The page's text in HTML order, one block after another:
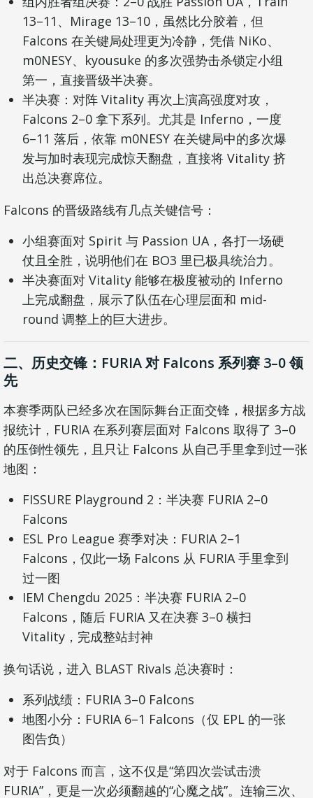
13–11、Mirage 13–10，虽然比分胶着，但
Falcons 在关键局处理更为冷静，凭借 NiKo、
m0NESY、kyousuke 的多次强势击杀锁定小组
第一，直接晋级半决赛。
半决赛：对阵 Vitality 再次上演高强度对攻，
Falcons 2–0 拿下系列。尤其是 Inferno，一度
6–11 落后，依靠 m0NESY 在关键局中的多次爆
发与加时表现完成惊天翻盘，直接将 Vitality 挤
出总决赛席位。
Falcons 的晋级路线有几点关键信号：
小组赛面对 Spirit 与 Passion UA，各打一场硬
仗且全胜，说明他们在 BO3 里已极具统治力。
半决赛面对 Vitality 能够在极度被动的 Inferno
上完成翻盘，展示了队伍在心理层面和 mid-
round 调整上的巨大进步。
二、历史交锋：FURIA 对 Falcons 系列赛 3–0 领
先
本赛季两队已经多次在国际舞台正面交锋，根据多方战
报统计，FURIA 在系列赛层面对 Falcons 取得了 3–0
的压倒性领先，且只让 Falcons 从自己手里拿到过一张
地图：
FISSURE Playground 2：半决赛 FURIA 2–0
Falcons
ESL Pro League 赛季对决：FURIA 2–1
Falcons，仅此一场 Falcons 从 FURIA 手里拿到
过一图
IEM Chengdu 2025：半决赛 FURIA 2–0
Falcons，随后 FURIA 又在决赛 3–0 横扫
Vitality，完成整站封神
换句话说，进入 BLAST Rivals 总决赛时：
系列战绩：FURIA 3–0 Falcons
地图小分：FURIA 6–1 Falcons（仅 EPL 的一张
图告负）
对于 Falcons 而言，这不仅是“第四次尝试击溃
FURIA”，更是一次必须翻越的“心魔之战”。连输三次、